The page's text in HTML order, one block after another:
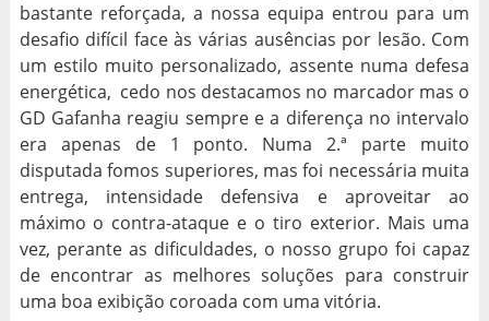
bastante reforçada, a nossa equipa entrou para um
desafio difícil face às várias ausências por lesão. Com
um estilo muito personalizado, assente numa defesa
energética, cedo nos destacamos no marcador mas o
GD Gafanha reagiu sempre e a diferença no intervalo
era apenas de 1 ponto. Numa 2.ª parte muito
disputada fomos superiores, mas foi necessária muita
entrega, intensidade defensiva e aproveitar ao
máximo o contra-ataque e o tiro exterior. Mais uma
vez, perante as dificuldades, o nosso grupo foi capaz
de encontrar as melhores soluções para construir
uma boa exibição coroada com uma vitória.